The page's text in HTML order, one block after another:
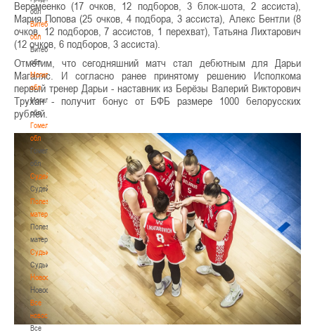
обл
Витебская
обл
Витебская
обл
Могилевская
обл
Могилевская
обл
Гомельская
обл
Гомельская
обл
Судейство
Судейство
Полезные
материалы
Полезные
материалы
Судьи
Судьи
Новости
Новости
Все
новости
Все
Веремеенко (17 очков, 12 подборов, 3 блок-шота, 2 ассиста),
Мария Попова (25 очков, 4 подбора, 3 ассиста), Алекс Бентли (8
очков, 12 подборов, 7 ассистов, 1 перехват), Татьяна Лихтарович
(12 очков, 6 подборов, 3 ассиста).
Отметим, что сегодняшний матч стал дебютным для Дарьи
Магаляс. И согласно ранее принятому решению Исполкома
первый тренер Дарьи - наставник из Берёзы Валерий Викторович
Трухан - получит бонус от БФБ размере 1000 белорусских
рублей.